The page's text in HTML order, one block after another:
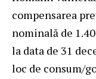
compensarea
nominală de
la data de 31
loc de consum/